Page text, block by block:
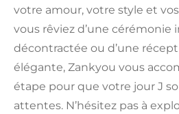
votre amour, votre style et
vous rêviez d’une cérémonie
décontractée ou d’une
élégante, Zankyou vous
étape pour que votre jour J
attentes. N’hésitez pas à